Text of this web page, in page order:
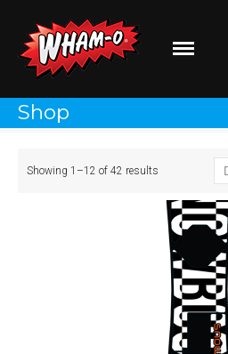
关
最
有
分
Wham-O
Go out and play!
Shop
Showing 1–12 of 42 results